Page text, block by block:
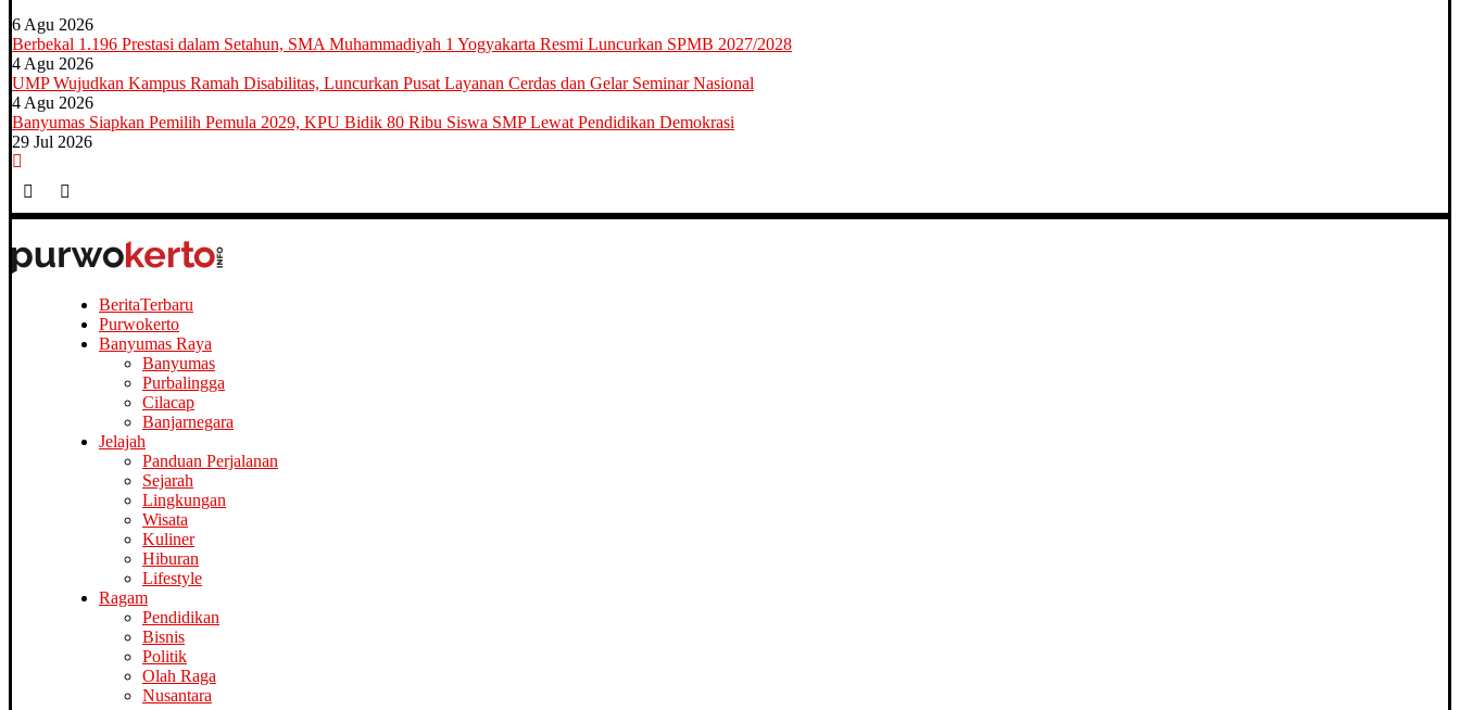
6 Agu 2026
Berbekal 1.196 Prestasi dalam Setahun, SMA Muhammadiyah 1 Yogyakarta Resmi Luncurkan SPMB 2027/2028
4 Agu 2026
UMP Wujudkan Kampus Ramah Disabilitas, Luncurkan Pusat Layanan Cerdas dan Gelar Seminar Nasional
4 Agu 2026
Banyumas Siapkan Pemilih Pemula 2029, KPU Bidik 80 Ribu Siswa SMP Lewat Pendidikan Demokrasi
29 Jul 2026
BeritaTerbaru
Purwokerto
Banyumas Raya
Banyumas
Purbalingga
Cilacap
Banjarnegara
Jelajah
Panduan Perjalanan
Sejarah
Lingkungan
Wisata
Kuliner
Hiburan
Lifestyle
Ragam
Pendidikan
Bisnis
Politik
Olah Raga
Nusantara